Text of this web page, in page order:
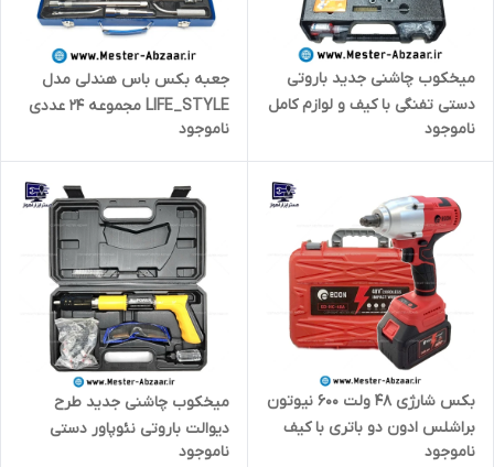
میخکوب چاشنی جدید باروتی
دستی تفنگی با کیف و لوازم کامل
برند نوید دی تی سی مدل
NAVID DTC همراه میخ تفنگ
ناموجود
جعبه بکس باس هندلی مدل
LIFE_STYLE مجموعه 24 عددی
فشار قوی BOSS
ناموجود
بکس شارژی 48 ولت 600 نیوتون
براشلس ادون دو باتری با کیف
مدل EDON ED-HC-48A
ناموجود
میخکوب چاشنی جدید طرح
دیوالت باروتی نئوپاور دستی
تفنگی با کیف و لوازم مدل
ناموجود